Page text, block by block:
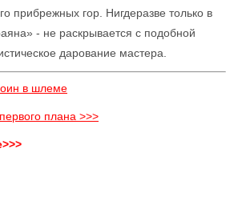
прибрежных гор. Нигдеразве только в
- не раскрывается с подобной
дарование мастера.
в шлеме
плана >>>